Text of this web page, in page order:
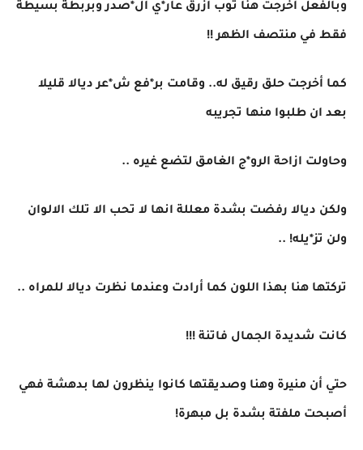
وبالفعل أخرجت هنا ثوب ازرق عار*ي ال*صدر وبربطة بسيطة
فقط في منتصف الظهر !!
كما أخرجت حلق رقيق له.. وقامت بر*فع ش*عر ديالا قليلا
بعد ان طلبوا منها تجريبه
وحاولت ازاحة الرو*ج الغامق لتضع غيره ..
ولكن ديالا رفضت بشدة معللة انها لا تحب الا تلك الالوان
ولن تز*يله! ..
تركتها هنا بهذا اللون كما أرادت وعندما نظرت ديالا للمراه ..
كانت شديدة الجمال فاتنة !!!
حتي أن منيرة وهنا وصديقتها كانوا ينظرون لها بدهشة فهي
أصبحت ملفتة بشدة بل مبهرة!